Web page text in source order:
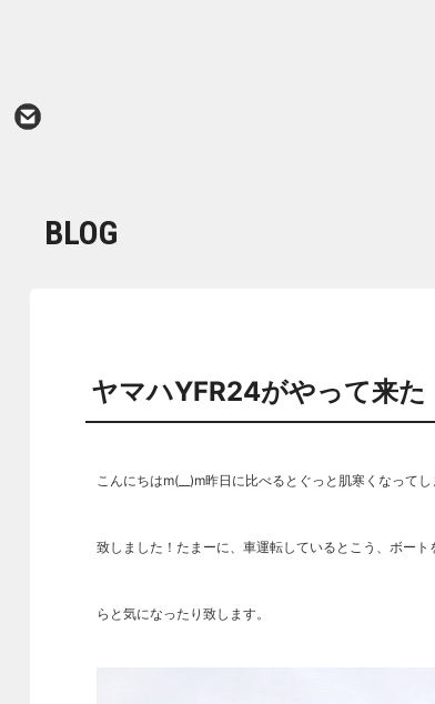
BLOG
ヤマハYFR24がやって来た
こんにちはm(__)m昨日に比べるとぐっと肌寒くなって
致しました！たまーに、車運転しているとこう、ボー
らと気になったり致します。